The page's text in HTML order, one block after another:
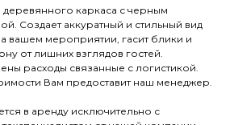
каркаса с черным
Создает аккуратный и стильный вид
вашем мероприятии, гасит блики и
от лишних взглядов гостей.
расходы связанные с логистикой.
Вам предоставит наш менеджер.
в аренду исключительно с